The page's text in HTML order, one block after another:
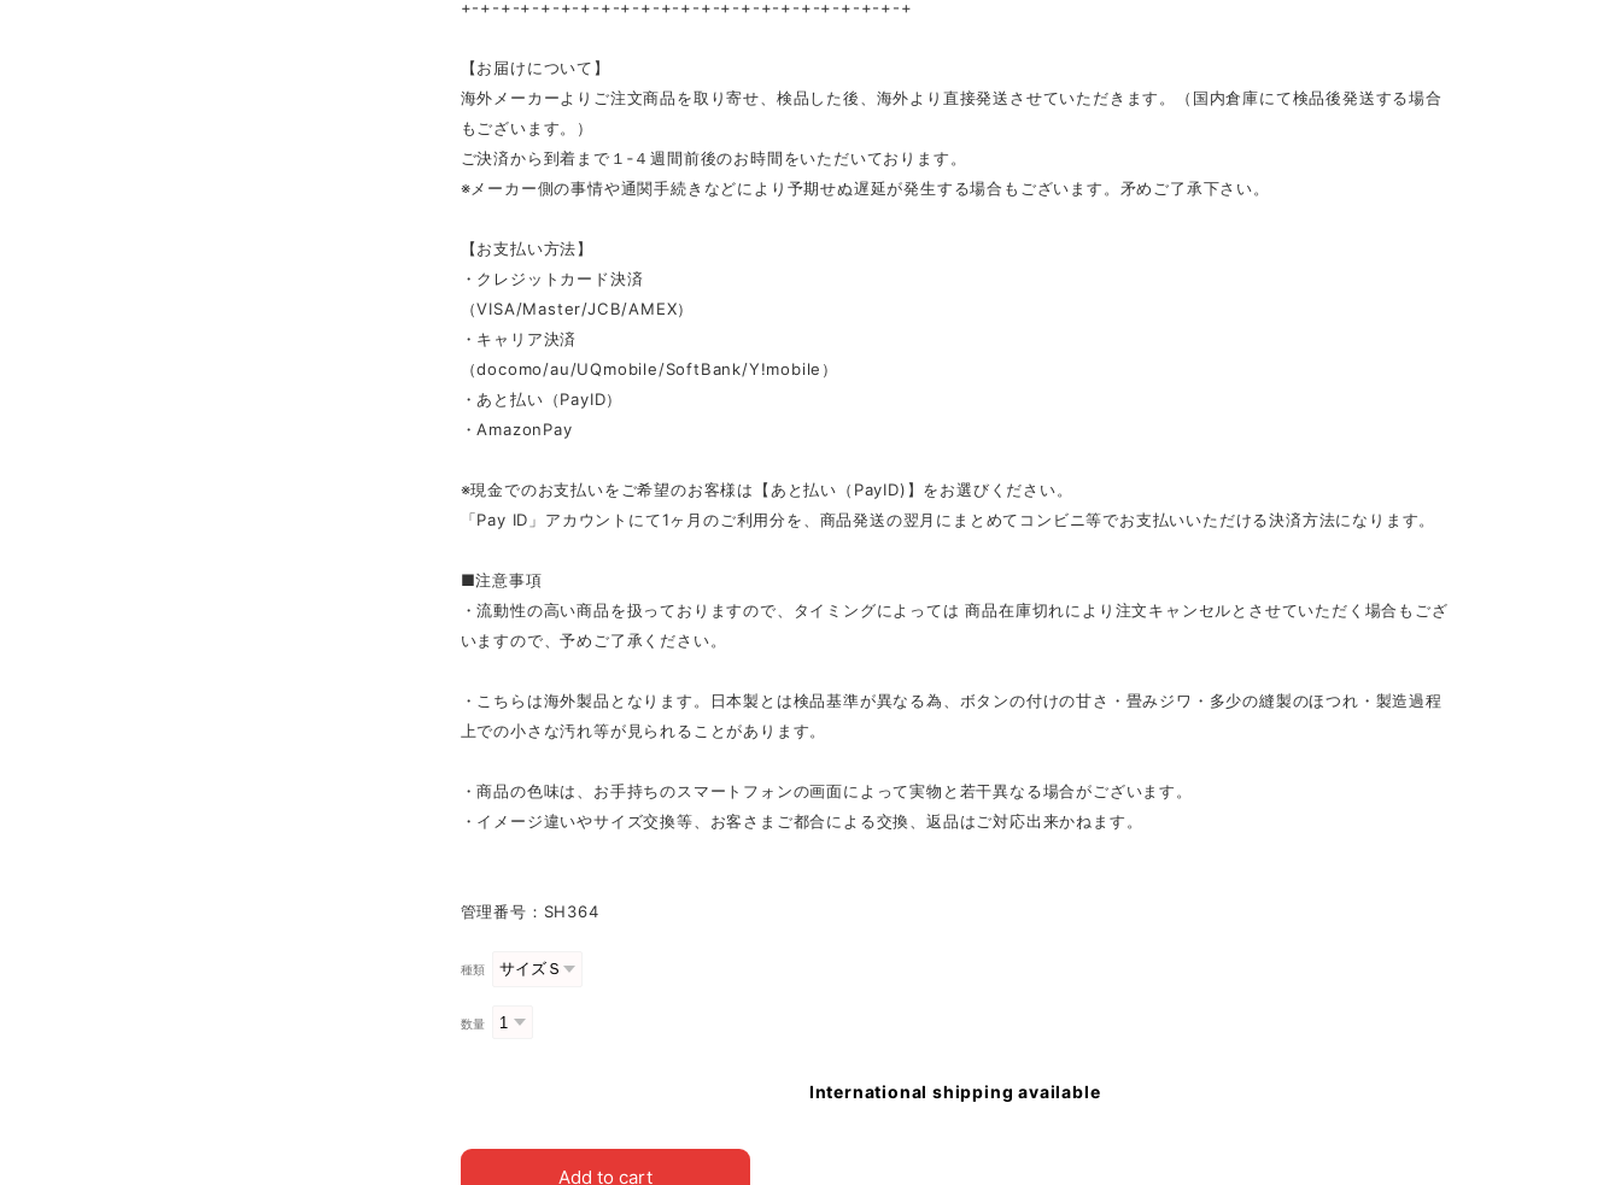
+-+-+-+-+-+-+-+-+-+-+-+-+-+-+-+-+-+-+-+-+-+-+
【お届けについて】
海外メーカーよりご注文商品を取り寄せ、検品した後、海外より直接発送させていただきます。（国内倉庫にて検品後発送する場合
もございます。）
ご決済から到着まで１‐４週間前後のお時間をいただいております。
※メーカー側の事情や通関手続きなどにより予期せぬ遅延が発生する場合もございます。矛めご了承下さい。
【お支払い方法】
・クレジットカード決済
（VISA/Master/JCB/AMEX）
・キャリア決済
（docomo/au/UQmobile/SoftBank/Y!mobile）
・あと払い（PayID）
・AmazonPay
※現金でのお支払いをご希望のお客様は【あと払い（PayID)】をお選びください。
「Pay ID」アカウントにて1ヶ月のご利用分を、商品発送の翌月にまとめてコンビニ等でお支払いいただける決済方法になります。
■注意事項
・流動性の高い商品を扱っておりますので、タイミングによっては 商品在庫切れにより注文キャンセルとさせていただく場合もござ
いますので、予めご了承ください。
・こちらは海外製品となります。日本製とは検品基準が異なる為、ボタンの付けの甘さ・畳みジワ・多少の縫製のほつれ・製造過程
上での小さな汚れ等が見られることがあります。
・商品の色味は、お手持ちのスマートフォンの画面によって実物と若干異なる場合がございます。
・イメージ違いやサイズ交換等、お客さまご都合による交換、返品はご対応出来かねます。
管理番号：SH364
種類
数量
International shipping available
Add to cart